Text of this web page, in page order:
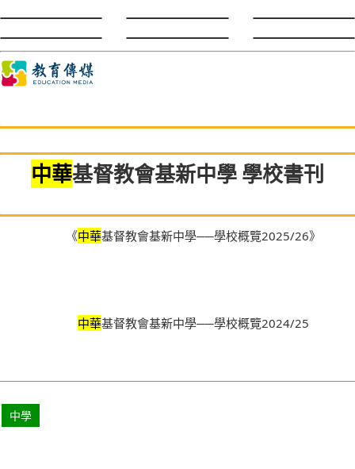
中華基督教會基新中學 學校書刊
《中華基督教會基新中學──學校概覽2025/26》
中華基督教會基新中學──學校概覽2024/25
中學